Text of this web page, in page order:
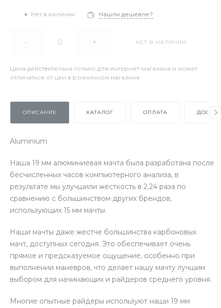
Нет в наличии Нашли дешевле?
- + НЕТ В НАЛИЧИИ
Цена действительна только для интернет-магазина и может
отличаться от цен в розничном магазине
ОПИСАНИЕ КАТАЛОГ ОПЛАТА
Aluminium
Наша 19 мм алюминиевая мачта была разработана после
бесчисленных часов компьютерного анализа, в
результате мы улучшили жесткость в 2.24 раза по
сравнению с большинством других брендов,
использующих 15 мм мачты.
Наши мачты даже жестче большинства карбоновых
мачт, доступных сегодня. Это обеспечивает очень
прямое и предсказуемое ощущение, особенно при
выполнении маневров, что делает нашу мачту лучшим
выбором для начинающих и райдеров среднего уровня.
Многие опытные райдеры используют наши 19 мм